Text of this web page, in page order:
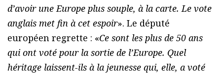
d’avoir une Europe plus souple, à la carte. Le vote
anglais met fin à cet espoir». Le député
européen regrette : «Ce sont les plus de 50 ans
qui ont voté pour la sortie de l’Europe. Quel
héritage laissent-ils à la jeunesse qui, elle, a voté